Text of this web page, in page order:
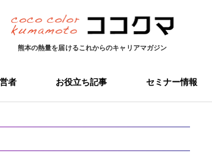
熊本の熱量を届けるこれからのキャリアマガジン
者 お役立ち記事 セミナー情報